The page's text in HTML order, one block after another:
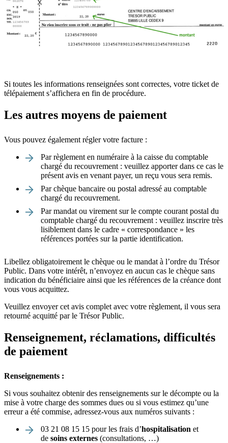
Si toutes les informations renseignées sont correctes, votre ticket de
télépaiement s’affichera en fin de procédure.
Les autres moyens de paiement
Vous pouvez également régler votre facture :
Par règlement en numéraire à la caisse du comptable
chargé du recouvrement : veuillez apporter dans ce cas le
présent avis en venant payer, un reçu vous sera remis.
Par chèque bancaire ou postal adressé au comptable
chargé du recouvrement.
Par mandat ou virement sur le compte courant postal du
comptable chargé du recouvrement : veuillez inscrire très
lisiblement dans le cadre « correspondance » les
références portées sur la partie identification.
Libellez obligatoirement le chèque ou le mandat à l’ordre du Trésor
Public. Dans votre intérêt, n’envoyez en aucun cas le chèque sans
indication du bénéficiaire ainsi que les références de la créance dont
vous vous acquittez.
Veuillez envoyer cet avis complet avec votre règlement, il vous sera
retourné acquitté par le Trésor Public.
Renseignement, réclamations, difficultés
de paiement
Renseignements :
Si vous souhaitez obtenir des renseignements sur le décompte ou la
mise à votre charge des sommes dues ou si vous estimez qu’une
erreur a été commise, adressez-vous aux numéros suivants :
03 21 08 15 15 pour les frais d’hospitalisation et
de soins externes (consultations, …)